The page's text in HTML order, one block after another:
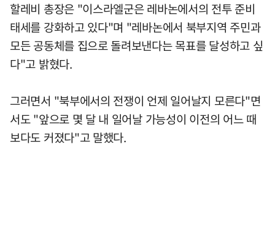
할레비 총장은 "이스라엘군은 레바논에서의 전투 준비
태세를 강화하고 있다"며 "레바논에서 북부지역 주민과
모든 공동체를 집으로 돌려보낸다는 목표를 달성하고 싶
다"고 밝혔다.
그러면서 "북부에서의 전쟁이 언제 일어날지 모른다"면
서도 "앞으로 몇 달 내 일어날 가능성이 이전의 어느 때
보다도 커졌다"고 말했다.